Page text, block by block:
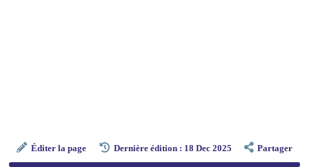
Éditer la page Dernière édition : 18 Dec 2025 Partager